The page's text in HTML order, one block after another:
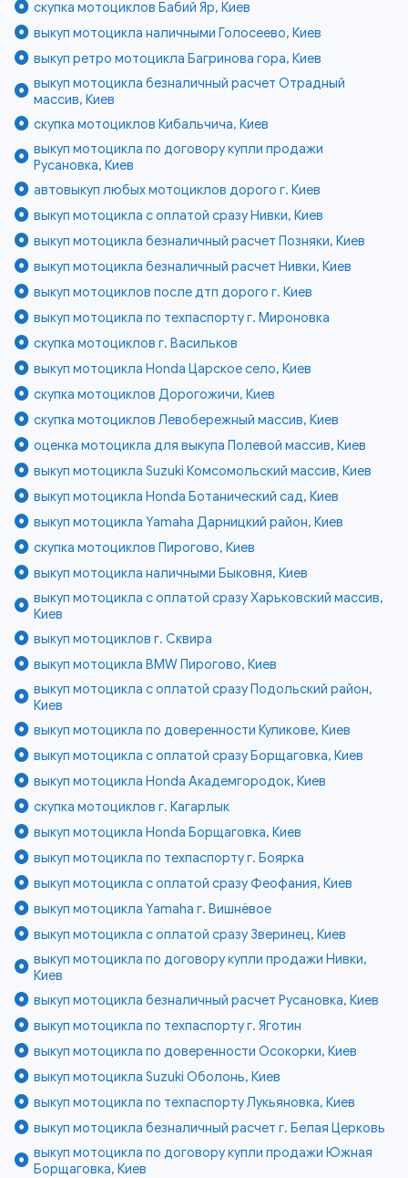
скупка мотоциклов Бабий Яр, Киев
выкуп мотоцикла наличными Голосеево, Киев
выкуп ретро мотоцикла Багринова гора, Киев
выкуп мотоцикла безналичный расчет Отрадный
массив, Киев
скупка мотоциклов Кибальчича, Киев
выкуп мотоцикла по договору купли продажи
Русановка, Киев
автовыкуп любых мотоциклов дорого г. Киев
выкуп мотоцикла с оплатой сразу Нивки, Киев
выкуп мотоцикла безналичный расчет Позняки, Киев
выкуп мотоцикла безналичный расчет Нивки, Киев
выкуп мотоциклов после дтп дорого г. Киев
выкуп мотоцикла по техпаспорту г. Мироновка
скупка мотоциклов г. Васильков
выкуп мотоцикла Honda Царское село, Киев
скупка мотоциклов Дорогожичи, Киев
скупка мотоциклов Левобережный массив, Киев
оценка мотоцикла для выкупа Полевой массив, Киев
выкуп мотоцикла Suzuki Комсомольский массив, Киев
выкуп мотоцикла Honda Ботанический сад, Киев
выкуп мотоцикла Yamaha Дарницкий район, Киев
скупка мотоциклов Пирогово, Киев
выкуп мотоцикла наличными Быковня, Киев
выкуп мотоцикла с оплатой сразу Харьковский массив,
Киев
выкуп мотоциклов г. Сквира
выкуп мотоцикла BMW Пирогово, Киев
выкуп мотоцикла с оплатой сразу Подольский район,
Киев
выкуп мотоцикла по доверенности Куликове, Киев
выкуп мотоцикла с оплатой сразу Борщаговка, Киев
выкуп мотоцикла Honda Академгородок, Киев
скупка мотоциклов г. Кагарлык
выкуп мотоцикла Honda Борщаговка, Киев
выкуп мотоцикла по техпаспорту г. Боярка
выкуп мотоцикла с оплатой сразу Феофания, Киев
выкуп мотоцикла Yamaha г. Вишнёвое
выкуп мотоцикла с оплатой сразу Зверинец, Киев
выкуп мотоцикла по договору купли продажи Нивки,
Киев
выкуп мотоцикла безналичный расчет Русановка, Киев
выкуп мотоцикла по техпаспорту г. Яготин
выкуп мотоцикла по доверенности Осокорки, Киев
выкуп мотоцикла Suzuki Оболонь, Киев
выкуп мотоцикла по техпаспорту Лукьяновка, Киев
выкуп мотоцикла безналичный расчет г. Белая Церковь
выкуп мотоцикла по договору купли продажи Южная
Борщаговка, Киев